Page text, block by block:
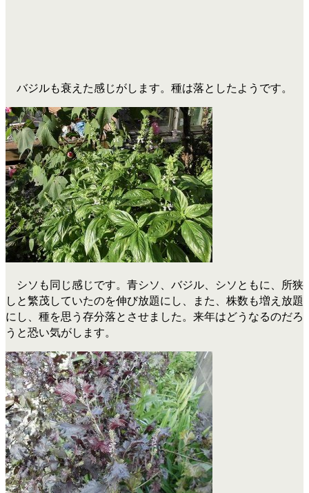
バジルも衰えた感じがします。種は落としたようです。
シソも同じ感じです。青シソ、バジル、シソともに、所狭
しと繁茂していたのを伸び放題にし、また、株数も増え放題
にし、種を思う存分落とさせました。来年はどうなるのだろ
うと恐い気がします。